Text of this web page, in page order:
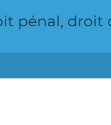
pénal, droit